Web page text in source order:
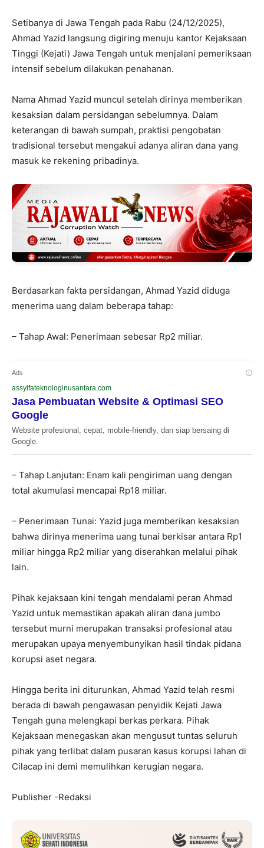
Setibanya di Jawa Tengah pada Rabu (24/12/2025),
Ahmad Yazid langsung digiring menuju kantor Kejaksaan
Tinggi (Kejati) Jawa Tengah untuk menjalani pemeriksaan
intensif sebelum dilakukan penahanan.
Nama Ahmad Yazid muncul setelah dirinya memberikan
kesaksian dalam persidangan sebelumnya. Dalam
keterangan di bawah sumpah, praktisi pengobatan
tradisional tersebut mengakui adanya aliran dana yang
masuk ke rekening pribadinya.
Berdasarkan fakta persidangan, Ahmad Yazid diduga
menerima uang dalam beberapa tahap:
– Tahap Awal: Penerimaan sebesar Rp2 miliar.
Ads ⓘ
assyifateknologinusantara.com
Jasa Pembuatan Website & Optimasi SEO
Google
Website profesional, cepat, mobile-friendly, dan siap bersaing di
Google.
– Tahap Lanjutan: Enam kali pengiriman uang dengan
total akumulasi mencapai Rp18 miliar.
– Penerimaan Tunai: Yazid juga memberikan kesaksian
bahwa dirinya menerima uang tunai berkisar antara Rp1
miliar hingga Rp2 miliar yang diserahkan melalui pihak
lain.
Pihak kejaksaan kini tengah mendalami peran Ahmad
Yazid untuk memastikan apakah aliran dana jumbo
tersebut murni merupakan transaksi profesional atau
merupakan upaya menyembunyikan hasil tindak pidana
korupsi aset negara.
Hingga berita ini diturunkan, Ahmad Yazid telah resmi
berada di bawah pengawasan penyidik Kejati Jawa
Tengah guna melengkapi berkas perkara. Pihak
Kejaksaan menegaskan akan mengusut tuntas seluruh
pihak yang terlibat dalam pusaran kasus korupsi lahan di
Cilacap ini demi memulihkan kerugian negara.
Publisher -Redaksi